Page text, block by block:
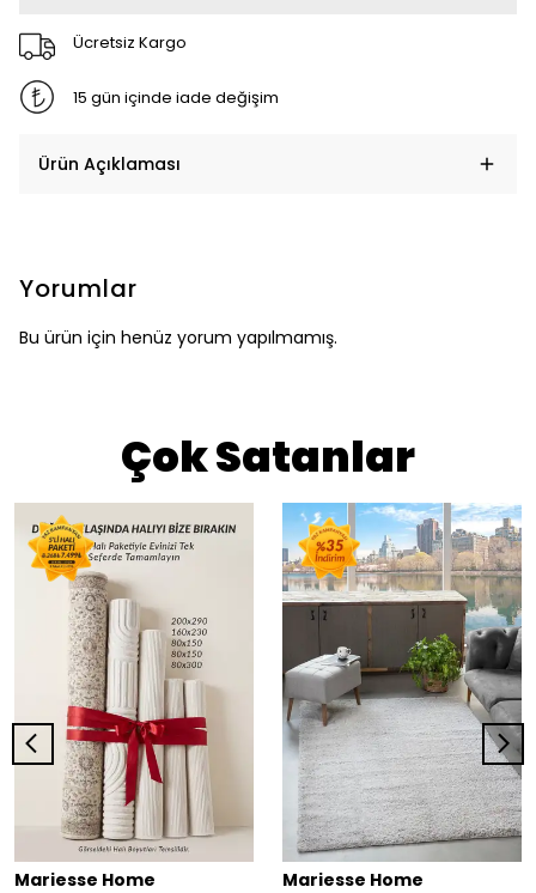
Ücretsiz Kargo
15 gün içinde iade değişim
Ürün Açıklaması
Yorumlar
Bu ürün için henüz yorum yapılmamış.
Çok Satanlar
Mariesse Home Mariesse Home